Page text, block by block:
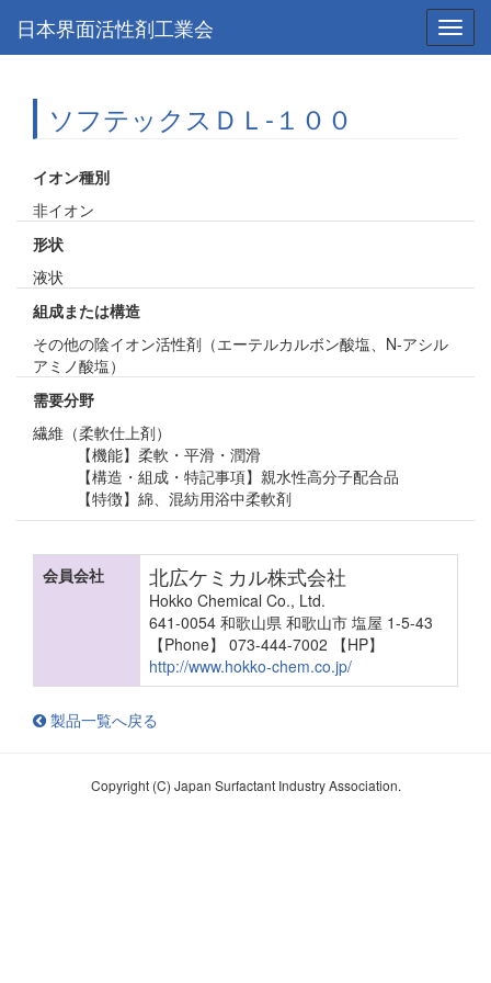
日本界面活性剤工業会
ソフテックスＤＬ-１００
イオン種別
非イオン
形状
液状
組成または構造
その他の陰イオン活性剤（エーテルカルボン酸塩、N-アシル
アミノ酸塩）
需要分野
繊維（柔軟仕上剤）
【機能】柔軟・平滑・潤滑
【構造・組成・特記事項】親水性高分子配合品
【特徴】綿、混紡用浴中柔軟剤
会員会社 北広ケミカル株式会社
Hokko Chemical Co., Ltd.
641-0054 和歌山県 和歌山市 塩屋 1-5-43
【Phone】 073-444-7002
【HP】
http://www.hokko-chem.co.jp/
製品一覧へ戻る
Copyright (C) Japan Surfactant Industry Association.